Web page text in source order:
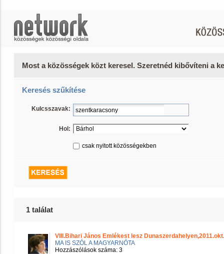
Most a közösségek közt keresel. Szeretnéd kibővíteni a
Keresés szűkítése
Kulcsszavak:
Hol:
csak nyitott közösségekben
1 találat
VIII.Bihari János Emlékest lesz
MA IS SZÓL A MAGYARNÓTA
Hozzászólások száma: 3